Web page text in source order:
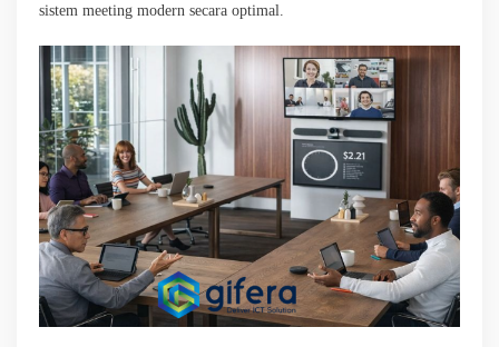
sistem meeting modern secara optimal.